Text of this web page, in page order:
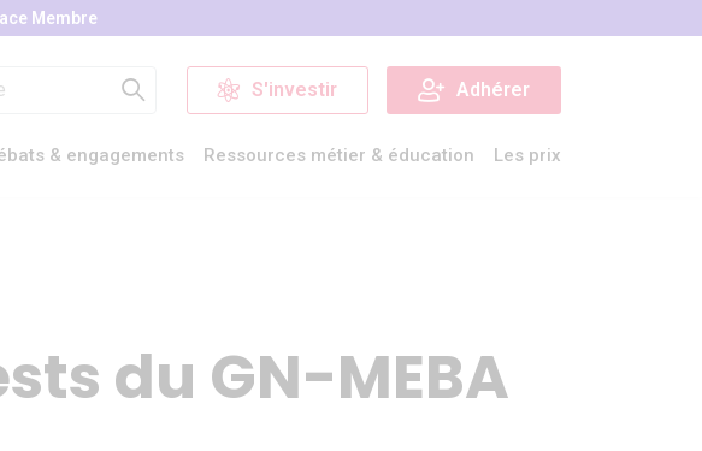
Membre
S'investir Adhérer
& engagements Ressources métier & éducation Les prix
du GN-MEBA